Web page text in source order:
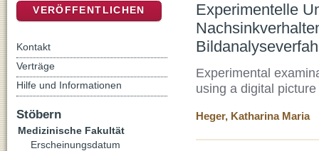
Experimentelle
Experimental
using a digital
Heger, Katharina Maria
VERÖFFENTLICHEN
Kontakt
Verträge
Hilfe und Informationen
Stöbern
Medizinische Fakultät
Erscheinungsdatum